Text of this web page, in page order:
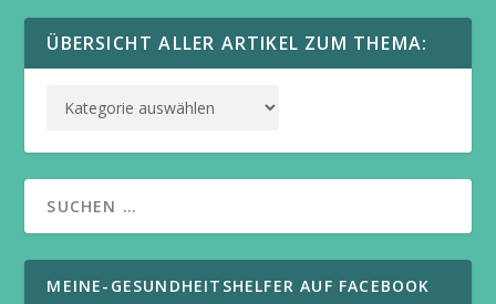
ÜBERSICHT ALLER ARTIKEL ZUM THEMA:
MEINE-GESUNDHEITSHELFER AUF FACEBOOK